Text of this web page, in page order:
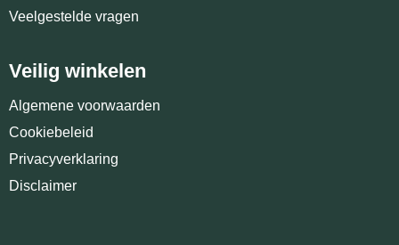
Veelgestelde vragen
Veilig winkelen
Algemene voorwaarden
Cookiebeleid
Privacyverklaring
Disclaimer